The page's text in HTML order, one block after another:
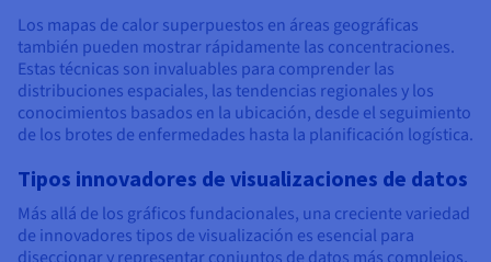
Los mapas de calor superpuestos en áreas geográficas
también pueden mostrar rápidamente las concentraciones.
Estas técnicas son invaluables para comprender las
distribuciones espaciales, las tendencias regionales y los
conocimientos basados en la ubicación, desde el seguimiento
de los brotes de enfermedades hasta la planificación logística.
Tipos innovadores de visualizaciones de datos
Más allá de los gráficos fundacionales, una creciente variedad
de innovadores tipos de visualización es esencial para